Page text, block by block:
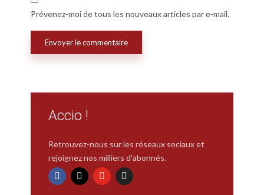
Prévenez-moi de tous les nouveaux articles par e-mail.
Accio !
Retrouvez-nous sur les réseaux sociaux et
rejoignez nos milliers d'abonnés.